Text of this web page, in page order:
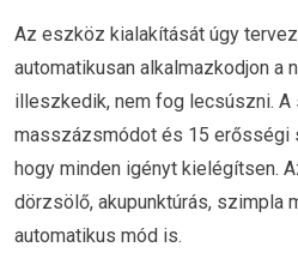
Az eszköz kialakítását úgy
automatikusan alkalmazkodjon a
illeszkedik, nem fog lecsúszni.
masszázsmódot és 15 erősségi
hogy minden igényt kielégítsen.
dörzsölő, akupunktúrás, szimpla
automatikus mód is.